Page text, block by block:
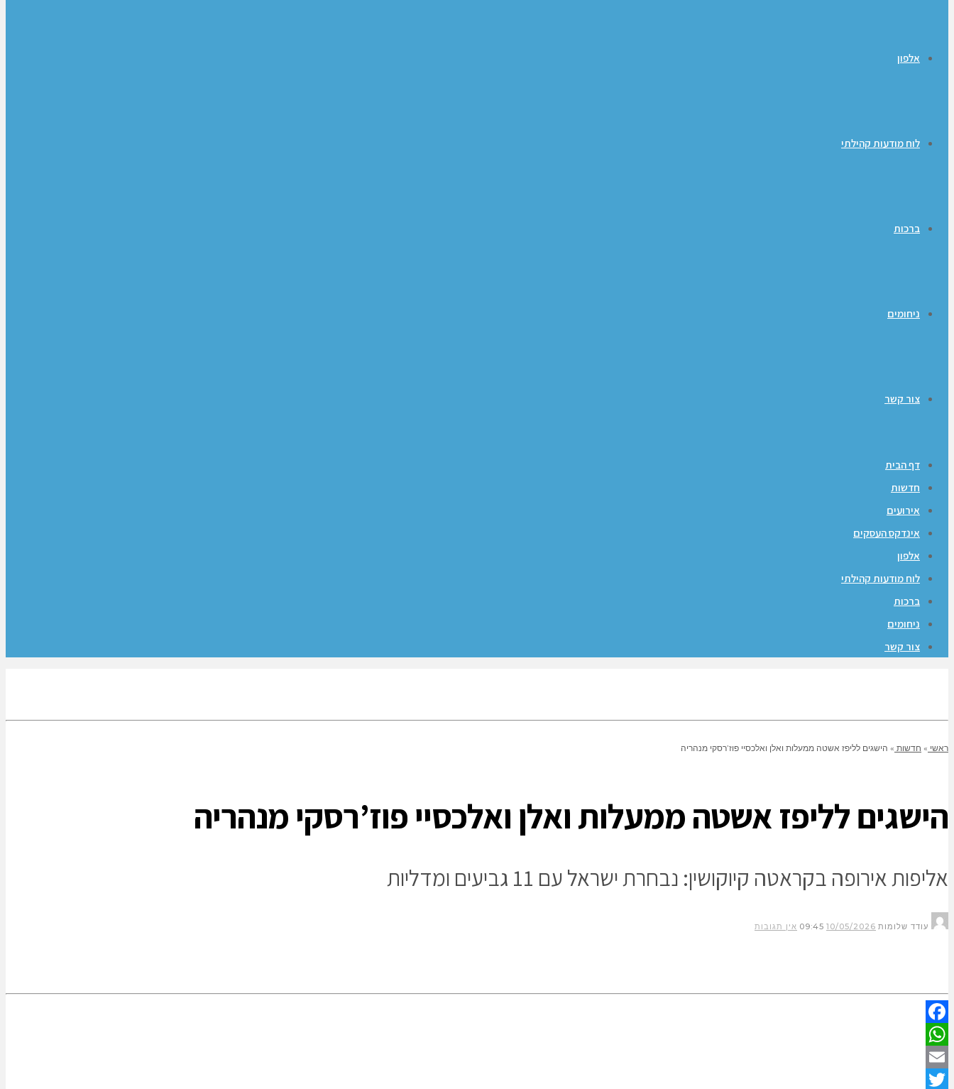
אלפון
לוח מודעות קהילתי
ברכות
ניחומים
צור קשר
דף הבית
חדשות
אירועים
אינדקס העסקים
אלפון
לוח מודעות קהילתי
ברכות
ניחומים
צור קשר
ראשי » חדשות » הישגים לליפז אשטה ממעלות ואלן ואלכסיי פוז’רסקי מנהריה
הישגים לליפז אשטה ממעלות ואלן ואלכסיי פוז’רסקי מנהריה
אליפות אירופה בקראטה קיוקושין: נבחרת ישראל עם 11 גביעים ומדליות
עודד שלומות 10/05/2026
09:45 אין תגובות
Facebook
WhatsApp
Email